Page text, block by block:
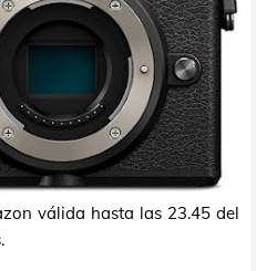
válida hasta las 23.45 del